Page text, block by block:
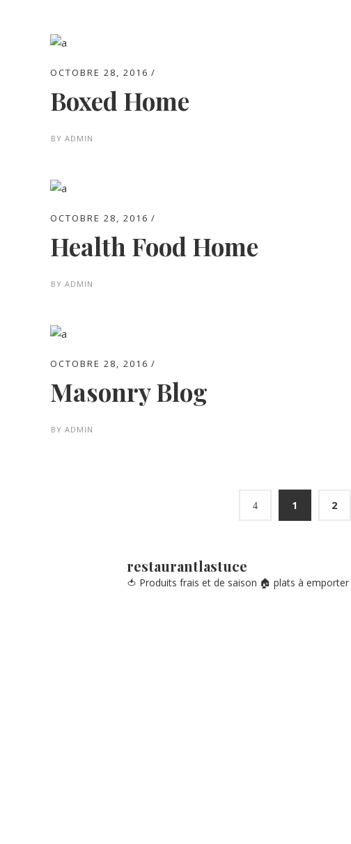
OCTOBRE 28, 2016
Boxed Home
BY ADMIN
OCTOBRE 28, 2016
Health Food Home
BY ADMIN
OCTOBRE 28, 2016
Masonry Blog
BY ADMIN
1 2
restaurantlastuce
🍅 Produits frais et de saison 🏠 plats à emporter